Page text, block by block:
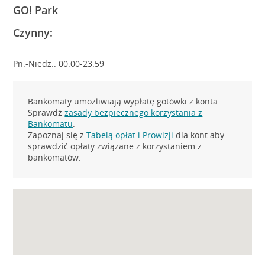
GO! Park
Czynny:
Pn.-Niedz.: 00:00-23:59
Bankomaty umożliwiają wypłatę gotówki z konta.
Sprawdźzasady bezpiecznego korzystania z
Bankomatu.
Zapoznaj się zTabelą opłat i Prowizji dla kont aby
sprawdzić opłaty związane z korzystaniem z
bankomatów.